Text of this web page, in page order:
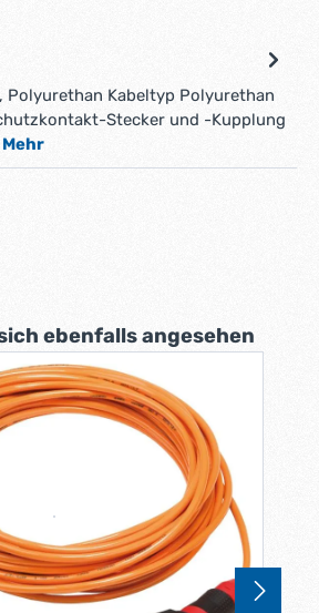
Polyurethan Kabeltyp Polyurethan
Stecker und -Kupplung
Mehr
ebenfalls angesehen